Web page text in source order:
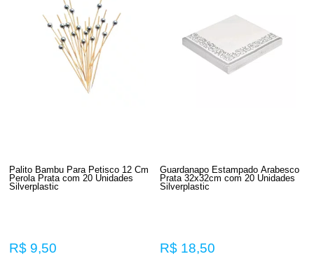
Palito Bambu Para Petisco 12 Cm
Perola Prata com 20 Unidades
Silverplastic
R$ 9,50
Guardanapo Estampado Arabesco
Prata 32x32cm com 20 Unidades
Silverplastic
R$ 18,50